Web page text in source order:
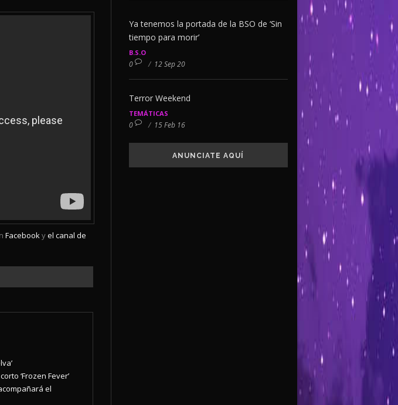
Facebookyel canal de
‘Frozen Fever’
el
Ya tenemos la portada de la BSO de ‘Sin
tiempo para morir’
B.S.O
0 / 12 Sep 20
Terror Weekend
TEMÁTICAS
0 / 15 Feb 16
ANUNCIATE AQUÍ